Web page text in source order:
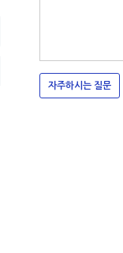
자주하시는 질문